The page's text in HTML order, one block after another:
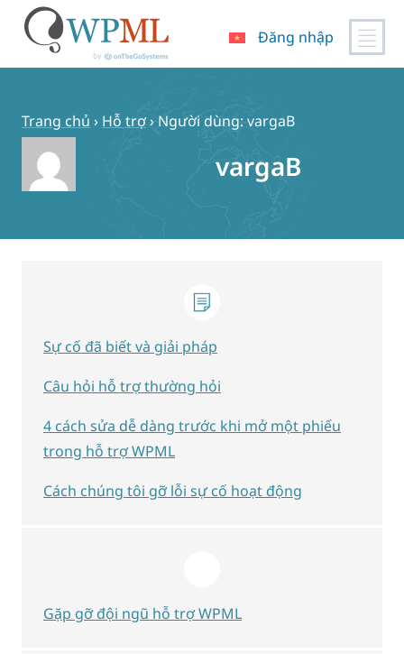
dung
Đăng nhập
Trang chủ › Hỗ trợ› Người dùng: vargaB
vargaB
Sự cố đã biết và giải pháp
Câu hỏi hỗ trợ thường hỏi
4 cách sửa dễ dàng trước khi mở một phiếu
trong hỗ trợ WPML
Cách chúng tôi gỡ lỗi sự cố hoạt động
Gặp gỡ đội ngũ hỗ trợ WPML